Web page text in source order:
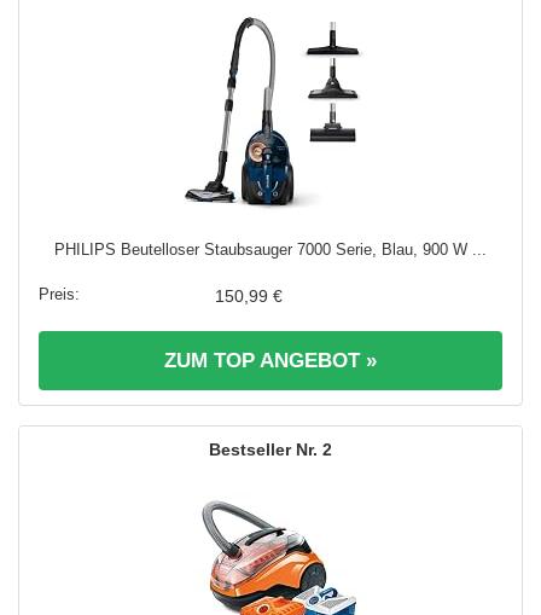
PHILIPS Beutelloser Staubsauger 7000 Serie, Blau, 900 W ...
150,99 €
ZUM TOP ANGEBOT »
2